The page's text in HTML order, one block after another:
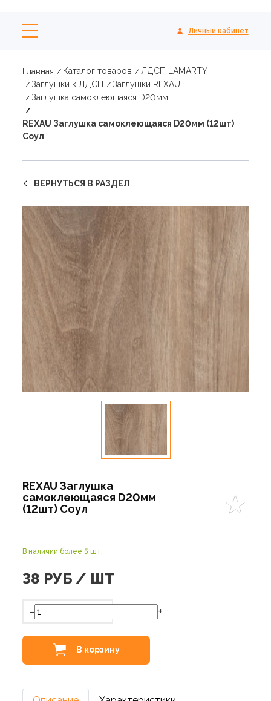
Личный кабинет
Главная Каталог товаров
ЛДСП LAMARTY
Заглушки к ЛДСП
Заглушки REXAU
Заглушка самоклеющаяся D20мм
REXAU Заглушка самоклеющаяся D20мм (12шт)
Соул
ВЕРНУТЬСЯ В РАЗДЕЛ
REXAU Заглушка
самоклеющаяся D20мм
(12шт) Соул
В наличии более 5 шт.
38 РУБ / ШТ
- +
В корзину